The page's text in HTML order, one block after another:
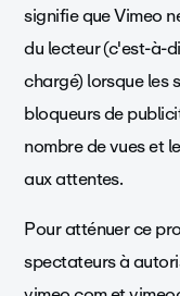
signifie que Vimeo
du lecteur (c'est-à-
chargé) lorsque les
bloqueurs de
nombre de vues et
aux attentes.
Pour atténuer ce
spectateurs à